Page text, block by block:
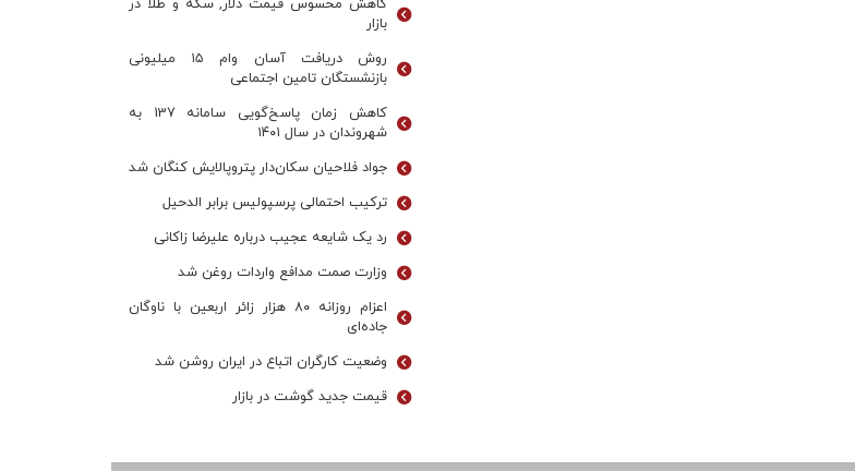
کاهش محسوس قیمت دلار, سکه و طلا در
بازار
روش دریافت آسان وام ۱۵ میلیونی
بازنشستگان تامین اجتماعی
کاهش زمان پاسخ‌گویی سامانه 137 به
شهروندان در سال ۱۴۰۱
جواد فلاحیان سکان‌دار پتروپالایش کنگان شد
ترکیب احتمالی پرسپولیس برابر الدحیل
رد یک شایعه عجیب درباره علیرضا زاکانی
وزارت صمت مدافع واردات روغن شد
اعزام روزانه ۸۰ هزار زائر اربعین با ناوگان
جاده‌ای
وضعیت کارگران اتباع در ایران روشن شد
قیمت جدید گوشت در بازار